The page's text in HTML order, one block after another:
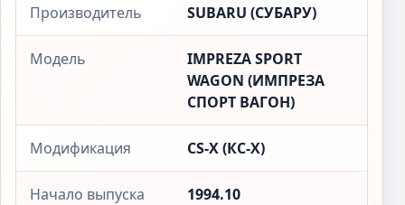
Производитель SUBARU (СУБАРУ)
Модель
IMPREZA SPORT
WAGON (ИМПРЕЗА
СПОРТ ВАГОН)
Модификация CS-X (КС-X)
Начало выпуска 1994.10